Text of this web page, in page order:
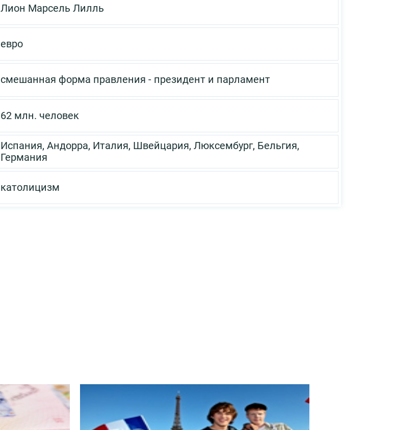
Лион Марсель Лилль
евро
смешанная форма правления - президент и парламент
62 млн. человек
Испания, Андорра, Италия, Швейцария, Люксембург, Бельгия,
Германия
католицизм